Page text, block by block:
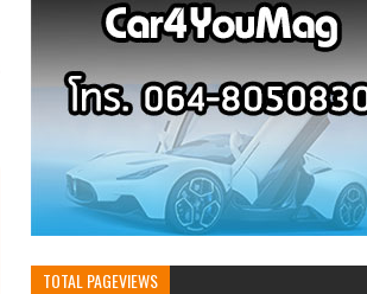
TOTAL PAGEVIEWS